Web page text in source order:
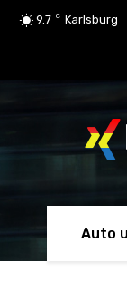
9.7 C Karlsburg
Auto